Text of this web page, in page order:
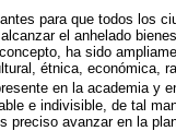
para que todos los
el anhelado
ha sido
étnica, económica,
en la academia y
e indivisible, de tal
preciso avanzar en la